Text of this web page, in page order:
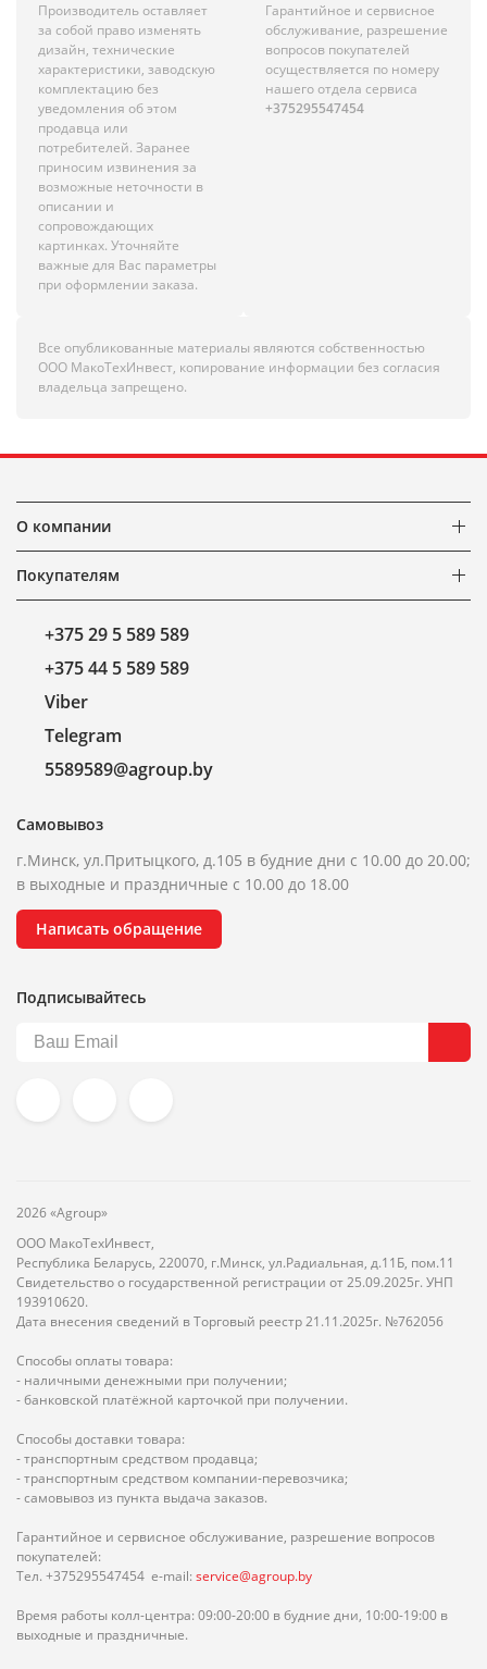
Производитель оставляет
за собой право изменять
дизайн, технические
характеристики, заводскую
комплектацию без
уведомления об этом
продавца или
потребителей. Заранее
приносим извинения за
возможные неточности в
описании и
сопровождающих
картинках. Уточняйте
важные для Вас параметры
при оформлении заказа.
Гарантийное и сервисное
обслуживание, разрешение
вопросов покупателей
осуществляется по номеру
нашего отдела сервиса
+375295547454
Все опубликованные материалы являются собственностью
ООО МакоТехИнвест, копирование информации без согласия
владельца запрещено.
О компании
Покупателям
+375 29 5 589 589
+375 44 5 589 589
Viber
Telegram
5589589@agroup.by
Самовывоз
г.Минск, ул.Притыцкого, д.105 в будние дни с 10.00 до 20.00;
в выходные и праздничные с 10.00 до 18.00
Написать обращение
Подписывайтесь
2026 «Agroup»
ООО МакоТехИнвест,
Республика Беларусь, 220070, г.Минск, ул.Радиальная, д.11Б, пом.11
Свидетельство о государственной регистрации от 25.09.2025г. УНП
193910620.
Дата внесения сведений в Торговый реестр 21.11.2025г. №762056
Способы оплаты товара:
- наличными денежными при получении;
- банковской платёжной карточкой при получении.
Способы доставки товара:
- транспортным средством продавца;
- транспортным средством компании-перевозчика;
- самовывоз из пункта выдача заказов.
Гарантийное и сервисное обслуживание, разрешение вопросов
покупателей:
Тел. +375295547454 e-mail: service@agroup.by
Время работы колл-центра: 09:00-20:00 в будние дни, 10:00-19:00 в
выходные и праздничные.